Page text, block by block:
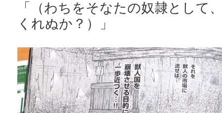
「（わちをそなたの奴隷として
くれぬか？）」